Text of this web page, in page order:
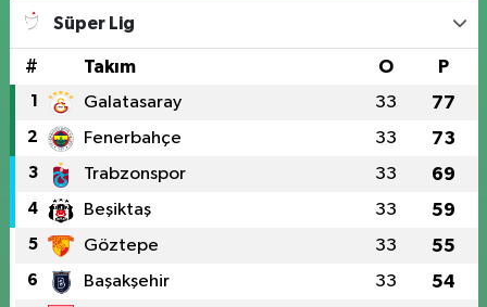
Süper Lig
# Takım O P
1 Galatasaray 33 77
2 Fenerbahçe 33 73
3 Trabzonspor 33 69
4 Beşiktaş 33 59
5 Göztepe 33 55
6 Başakşehir 33 54